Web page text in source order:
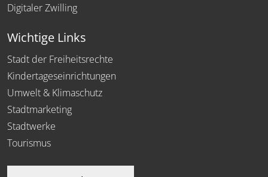
Digitaler Zwilling
Wichtige Links
Stadt der Freiheitsrechte
Kindertageseinrichtungen
Umwelt & Klimaschutz
Stadtmarketing
Stadtwerke
Tourismus